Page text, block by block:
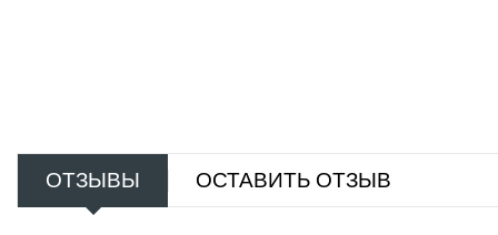
ОТЗЫВЫ ОСТАВИТЬ ОТЗЫВ